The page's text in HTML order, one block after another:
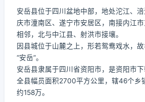
安岳县位于四川盆地中部，地处沱江、
庆市潼南区、遂宁市安居区，南接内江
相邻，北与中江县、射洪市接壤。
因县城位于山麓之上，形若鸳鸯戏水，故
“安岳”。
安岳县隶属于四川省资阳市，是资阳市下
全县幅员面积2700平方公里，辖46个乡
约158万。